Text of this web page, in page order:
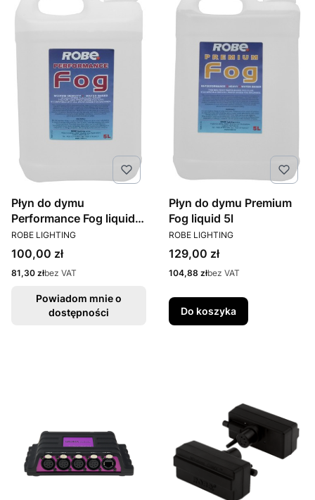
Płyn do dymu
Performance Fog liquid
5l
PRODUCENT
ROBE LIGHTING
Cena
100,00 zł
Cena
81,30 złbez VAT
Powiadom mnie o
dostępności
Płyn do dymu Premium
Fog liquid 5l
PRODUCENT
ROBE LIGHTING
Cena
129,00 zł
Cena
104,88 złbez VAT
Do koszyka